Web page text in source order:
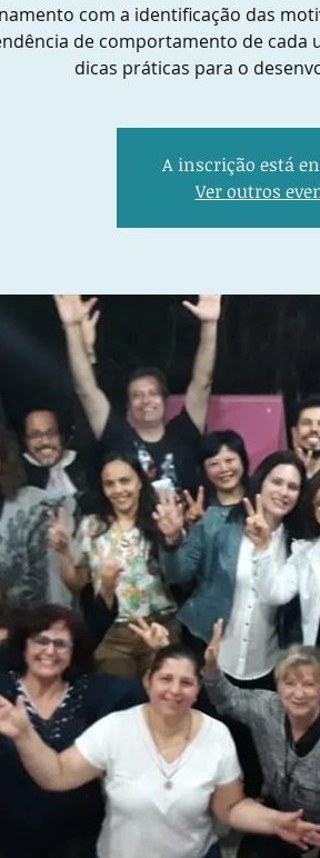
com a identificação das
de comportamento de cada
dicas práticas para o
A inscrição está
Ver outros